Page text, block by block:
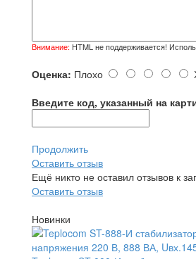
Внимание: HTML не поддерживается!
Оценка: Плохо
Введите код, указанный на
Продолжить
Оставить отзыв
Ещё никто не оставил отзывов к
Оставить отзыв
Новинки